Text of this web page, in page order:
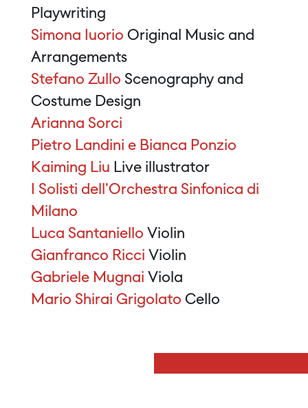
Playwriting
Simona Iuorio Original Music and
Arrangements
Stefano Zullo Scenography and
Costume Design
Arianna Sorci
Pietro Landini e Bianca Ponzio
Kaiming Liu Live illustrator
I Solisti dell'Orchestra Sinfonica di
Milano
Luca Santaniello Violin
Gianfranco Ricci Violin
Gabriele Mugnai Viola
Mario Shirai Grigolato Cello